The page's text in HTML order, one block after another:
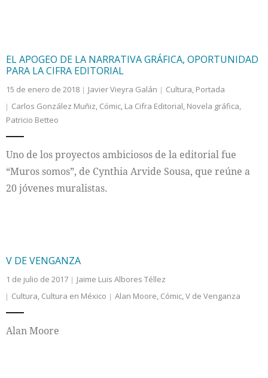
EL APOGEO DE LA NARRATIVA GRÁFICA, OPORTUNIDAD
PARA LA CIFRA EDITORIAL
15 de enero de 2018 Javier Vieyra Galán Cultura, Portada
Carlos González Muñiz, Cómic, La Cifra Editorial, Novela gráfica,
Patricio Betteo
Uno de los proyectos ambiciosos de la editorial fue
“Muros somos”, de Cynthia Arvide Sousa, que reúne a
20 jóvenes muralistas.
V DE VENGANZA
1 de julio de 2017
Jaime Luis Albores Téllez
Cultura, Cultura en México Alan Moore, Cómic,V de Venganza
Alan Moore